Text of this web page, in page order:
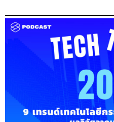
ความคิด ผมก็เริ่มคิดได้ พอผ
เราอยู่อย่างนี้ ด้วยเงินวันละ
ครอบครัวได้แน่ๆ”
แต่ผมเริ่มธุรกิจหีบศพจริงๆ ตั้
แรก เหงื่อแตกพลั่กเลย แต่ด้วย
ทำไมเตี่ยไม่กลัว แล้วก็เห็นคว
เวลาพูดอะไรก็แทรกข้อคิดให้เ
ธุรกิจ สิ่งที่แกพูดมาว่าซื่อสัตย์
ตลอด มันก็ฝังอยู่ในตัวเรา จน